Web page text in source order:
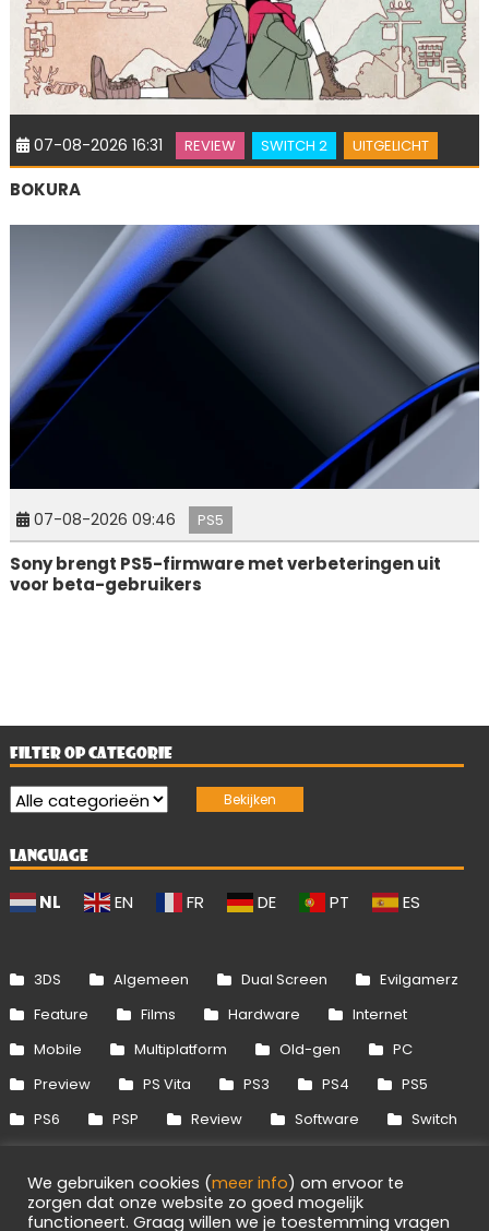
07-08-2026 16:31 REVIEW SWITCH 2 UITGELICHT
BOKURA
07-08-2026 09:46 PS5
Sony brengt PS5-firmware met verbeteringen uit
voor beta-gebruikers
FILTER OP CATEGORIE
LANGUAGE
NL EN FR DE PT ES
3DS Algemeen Dual Screen
Evilgamerz
Feature
Films Hardware
Internet
Mobile
Multiplatform Old-gen
PC
Preview
PS Vita PS3 PS4
PS5
PS6
PSP Review Software
Switch
Xbox 360
Xbox One Xbox Series
We gebruiken cookies (meer info) om ervoor te
zorgen dat onze website zo goed mogelijk
functioneert. Graag willen we je toestemming vragen